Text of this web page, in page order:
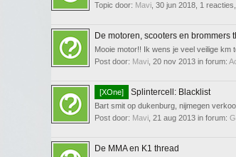
Topic door: Mavi ,30 jun 2018 , 1
De motoren, scooters en brommers
Mooie motor!! Ik wens je veel veilige km
Post door: Mavi ,20 nov 2013 in forum:
[XOne] Splintercell: Blacklist
Bart smit op dukenburg, nijmegen
Post door: Mavi ,21 aug 2013 in forum:
De MMA en K1 thread